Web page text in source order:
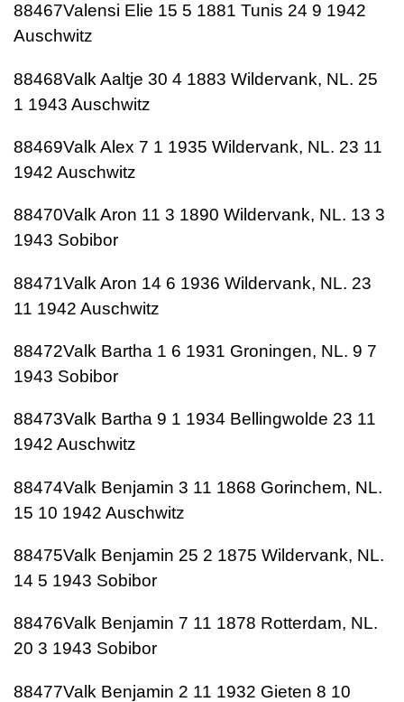
88467Valensi Elie 15 5 1881 Tunis 24 9 1942
Auschwitz
88468Valk Aaltje 30 4 1883 Wildervank, NL. 25
1 1943 Auschwitz
88469Valk Alex 7 1 1935 Wildervank, NL. 23 11
1942 Auschwitz
88470Valk Aron 11 3 1890 Wildervank, NL. 13 3
1943 Sobibor
88471Valk Aron 14 6 1936 Wildervank, NL. 23
11 1942 Auschwitz
88472Valk Bartha 1 6 1931 Groningen, NL. 9 7
1943 Sobibor
88473Valk Bartha 9 1 1934 Bellingwolde 23 11
1942 Auschwitz
88474Valk Benjamin 3 11 1868 Gorinchem, NL.
15 10 1942 Auschwitz
88475Valk Benjamin 25 2 1875 Wildervank, NL.
14 5 1943 Sobibor
88476Valk Benjamin 7 11 1878 Rotterdam, NL.
20 3 1943 Sobibor
88477Valk Benjamin 2 11 1932 Gieten 8 10